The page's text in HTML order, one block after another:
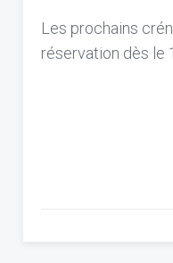
Les prochains
réservation dès le